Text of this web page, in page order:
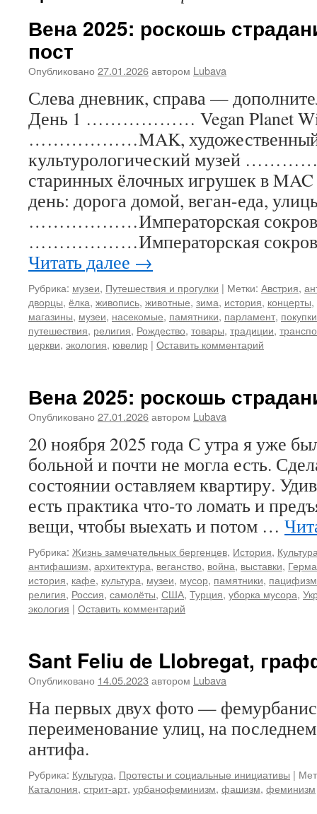
Вена 2025: роскошь
пост
Опубликовано 27.01.2026автором Lubava
Слева дневник, справа —
День 1 ……………… Vegan Planet
………………MAK,
культурологический музей
старинных ёлочных игрушек в
день: дорога домой, веган-еда,
………………Императорская
………………Императорская
Читать далее →
Рубрика: музеи, Путешествия и прогулки | Метки: Австрия,
дворцы, ёлка, живопись, животные, зима, история, концерты,
магазины, музеи, насекомые, памятники, парламент, покупки
путешествия, религия, Рождество, товары, традиции,
церкви, экология, ювелир | Оставить комментарий
Вена 2025: роскошь
Опубликовано 27.01.2026автором Lubava
20 ноября 2025 года С утра я уже
больной и почти не могла есть.
состоянии оставляем квартиру.
есть практика что-то ломать и
вещи, чтобы выехать и потом …
Рубрика: Жизнь замечательных бергенцев, История,
антифашизм, архитектура, веганство, война, выставки,
история, кафе, культура, музеи, мусор, памятники, пацифизм
религия, Россия, самолёты, США, Турция, уборка мусора,
экология | Оставить комментарий
Sant Feliu de Llobregat,
Опубликовано 14.05.2023 автором Lubava
На первых двух фото —
переименование улиц, на
антифа.
Рубрика: Культура, Протесты и социальные инициативы |
Каталония, стрит-арт, урбанофеминизм, фашизм, феминизм